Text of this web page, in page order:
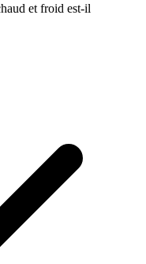
et froid est-il